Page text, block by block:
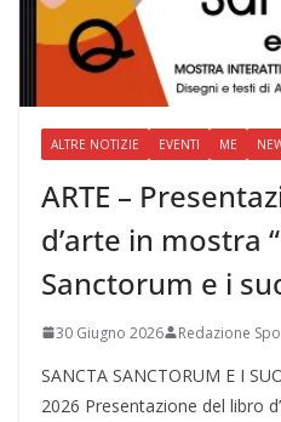
ALTRE NOTIZIE EVENTI ME
ARTE –
d’arte in mostra
Sanctorum e i
30 Giugno 2026 Redazione
SANCTA SANCTORUM E I
2026 Presentazione del libro